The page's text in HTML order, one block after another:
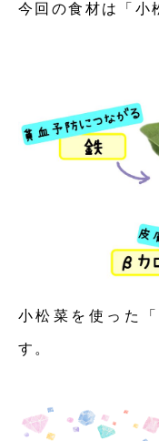
今回の食材は「小
小松菜を使った
す。